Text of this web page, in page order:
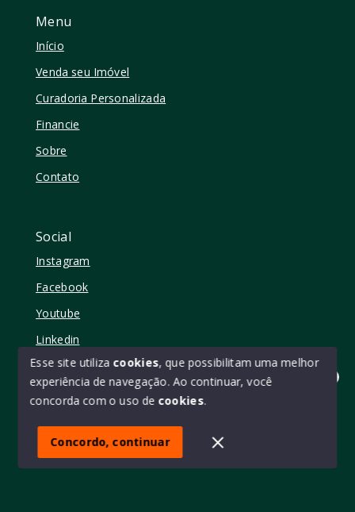
Olá! quer mudar de casa?
Menu
Início
Venda seu Imóvel
Curadoria Personalizada
Financie
Sobre
Contato
Social
Instagram
Facebook
Youtube
Linkedin
© Copyright 2026 - Elo11 consultoria imobiliária • creci
SITE PARA IMOBILIARIA
Esse site utiliza cookies, que possibilitam uma melhor
experiência de navegação. Ao continuar, você
concorda com o uso de cookies.
Concordo, continuar